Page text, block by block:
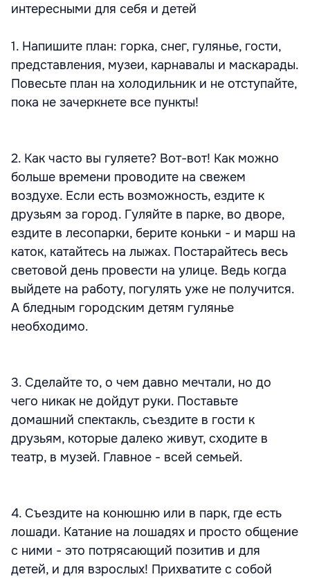
интересными для себя и детей
1. Напишите план: горка, снег, гулянье, гости,
представления, музеи, карнавалы и маскарады.
Повесьте план на холодильник и не отступайте,
пока не зачеркнете все пункты!
2. Как часто вы гуляете? Вот-вот! Как можно
больше времени проводите на свежем
воздухе. Если есть возможность, ездите к
друзьям за город. Гуляйте в парке, во дворе,
ездите в лесопарки, берите коньки - и марш на
каток, катайтесь на лыжах. Постарайтесь весь
световой день провести на улице. Ведь когда
выйдете на работу, погулять уже не получится.
А бледным городским детям гулянье
необходимо.
3. Сделайте то, о чем давно мечтали, но до
чего никак не дойдут руки. Поставьте
домашний спектакль, съездите в гости к
друзьям, которые далеко живут, сходите в
театр, в музей. Главное - всей семьей.
4. Съездите на конюшню или в парк, где есть
лошади. Катание на лошадях и просто общение
с ними - это потрясающий позитив и для
детей, и для взрослых! Прихватите с собой